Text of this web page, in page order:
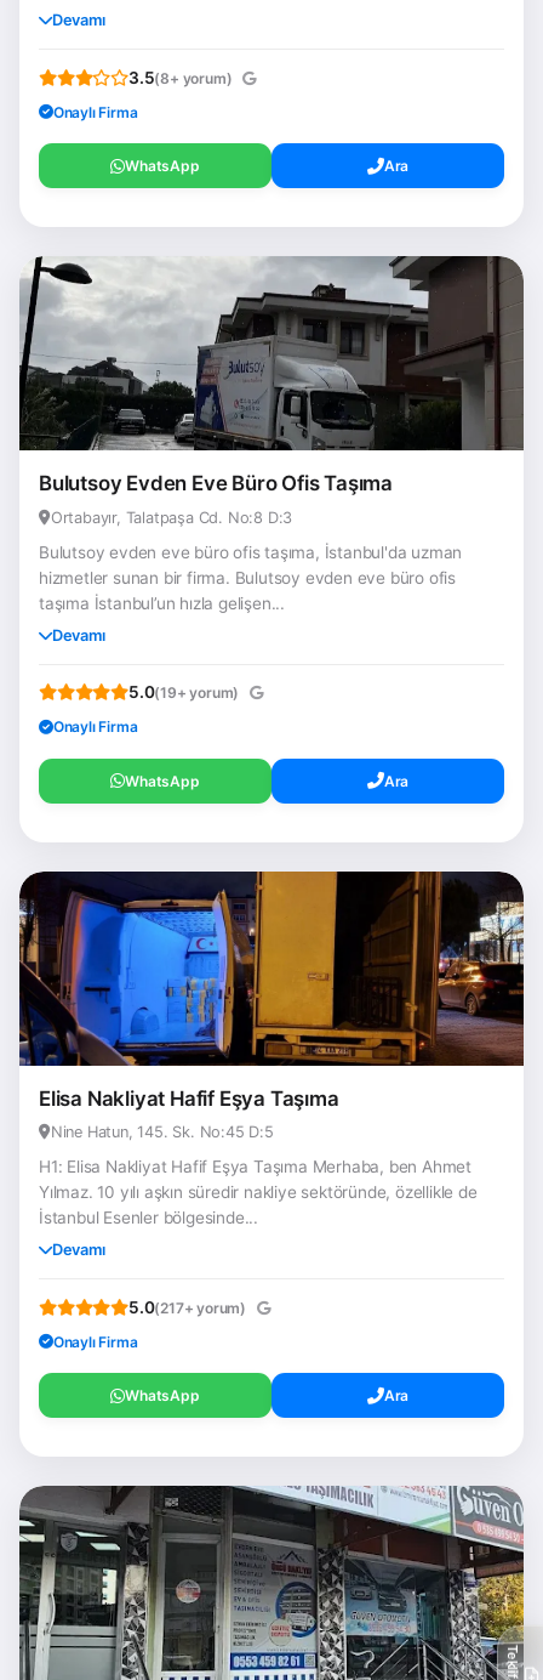
Devamı
3.5(8+ yorum)
Onaylı Firma
WhatsApp Ara
Bulutsoy Evden Eve Büro Ofis Taşıma
Ortabayır, Talatpaşa Cd. No:8 D:3
Bulutsoy evden eve büro ofis taşıma, İstanbul'da uzman
hizmetler sunan bir firma. Bulutsoy evden eve büro ofis
taşıma İstanbul’un hızla gelişen...
Devamı
5.0(19+ yorum)
Onaylı Firma
WhatsApp Ara
Elisa Nakliyat Hafif Eşya Taşıma
Nine Hatun, 145. Sk. No:45 D:5
H1: Elisa Nakliyat Hafif Eşya Taşıma Merhaba, ben Ahmet
Yılmaz. 10 yılı aşkın süredir nakliye sektöründe, özellikle de
İstanbul Esenler bölgesinde...
Devamı
5.0(217+ yorum)
Onaylı Firma
WhatsApp Ara